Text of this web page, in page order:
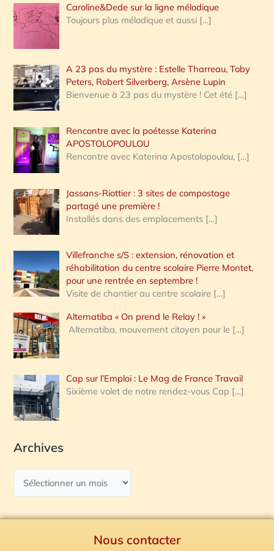
Caroline&Dede sur la ligne mélodique
Toujours plus mélodique et aussi […]
A 23 pas du mystère : Estelle Tharreau, Toby
Peters, Robert Silverberg, Arsène Lupin
Bienvenue à 23 pas du mystère ! Cet été […]
Rencontre avec la poétesse Katerina
APOSTOLOPOULOU
Rencontre avec Katerina Apostolopoulou, […]
Jassans-Riottier : 3 sites de compostage
partagé une première !
Installés dans des emplacements […]
Villefranche s/S : extension, rénovation et
réhabilitation du centre scolaire Pierre Montet,
pour une rentrée en septembre !
Visite de chantier au centre scolaire […]
Alternatiba « On prend le Relay ! »
Alternatiba, mouvement citoyen pour le […]
Cap sur l’Emploi : Le Mag de France Travail
Sixième volet de notre rendez-vous Cap […]
Archives
Nous contacter